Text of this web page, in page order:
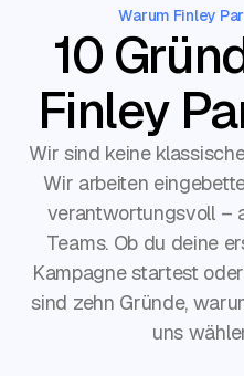
Warum Finley
10
Finley
Wir sind keine
Wir arbeiten
verantwortungsvoll –
Teams. Ob du deine
Kampagne startest
sind zehn Gründe,
uns